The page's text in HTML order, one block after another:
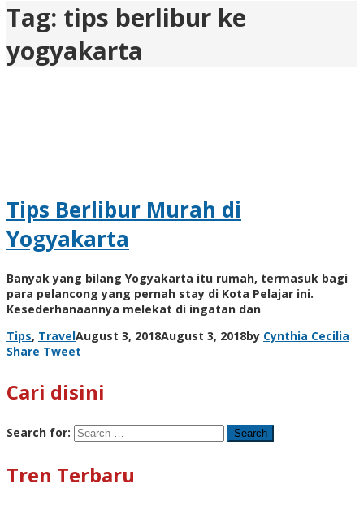
Tag: tips berlibur ke
yogyakarta
Tips Berlibur Murah di
Yogyakarta
Banyak yang bilang Yogyakarta itu rumah, termasuk bagi
para pelancong yang pernah stay di Kota Pelajar ini.
Kesederhanaannya melekat di ingatan dan
Tips, TravelAugust 3, 2018August 3, 2018by Cynthia Cecilia
Share Tweet
Cari disini
Search for:
Tren Terbaru